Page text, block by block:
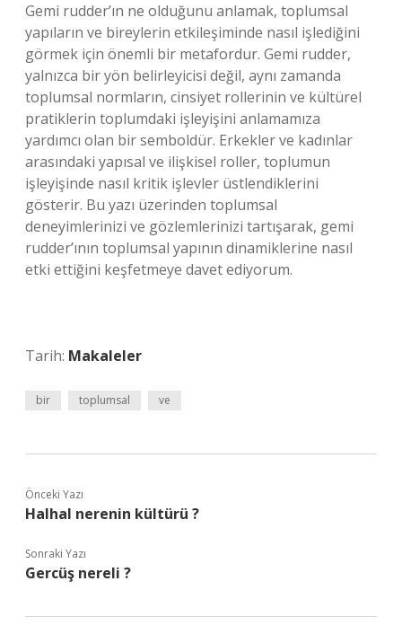
Gemi rudder’ın ne olduğunu anlamak, toplumsal
yapıların ve bireylerin etkileşiminde nasıl işlediğini
görmek için önemli bir metafordur. Gemi rudder,
yalnızca bir yön belirleyicisi değil, aynı zamanda
toplumsal normların, cinsiyet rollerinin ve kültürel
pratiklerin toplumdaki işleyişini anlamamıza
yardımcı olan bir semboldür. Erkekler ve kadınlar
arasındaki yapısal ve ilişkisel roller, toplumun
işleyişinde nasıl kritik işlevler üstlendiklerini
gösterir. Bu yazı üzerinden toplumsal
deneyimlerinizi ve gözlemlerinizi tartışarak, gemi
rudder’ının toplumsal yapının dinamiklerine nasıl
etki ettiğini keşfetmeye davet ediyorum.
Tarih: Makaleler
bir toplumsal ve
Önceki Yazı
Halhal nerenin kültürü ?
Sonraki Yazı
Gercüş nereli ?